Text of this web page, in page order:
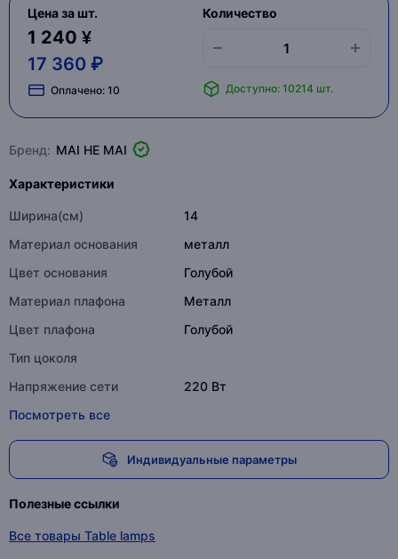
Цена за шт.
1 240 ¥
17 360 ₽
Оплачено: 10
Количество
Доступно: 10214 шт.
Бренд: MAI HE MAI
Характеристики
Ширина(см)
14
Материал основания
металл
Цвет основания
Голубой
Материал плафона
Металл
Цвет плафона
Голубой
Тип цоколя
Напряжение сети
220 Вт
Посмотреть все
Индивидуальные параметры
Полезные ссылки
Все товары Table lamps